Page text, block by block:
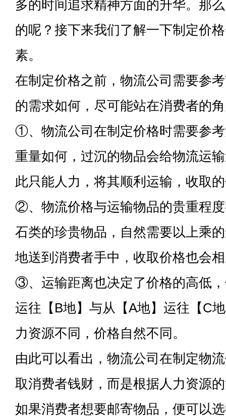
多的时间追求精神方面的升华。那
的呢？接下来我们了解一下制定价
素。
在制定价格之前，物流公司需要参
的需求如何，尽可能站在消费者的
①、物流公司在制定价格时需要参
重量如何，过沉的物品会给物流运
此只能人力，将其顺利运输，收取
②、物流价格与运输物品的贵重程
石类的珍贵物品，自然需要以上乘
地送到消费者手中，收取价格也会
③、运输距离也决定了价格的高低
运往【B地】与从【A地】运往【C
力资源不同，价格自然不同。
由此可以看出，物流公司在制定物
取消费者钱财，而是根据人力资源
如果消费者想要邮寄物品，便可以